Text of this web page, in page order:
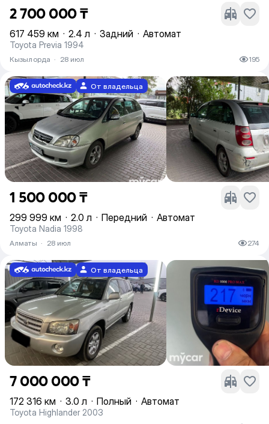
2 700 000 ₸
617 459 км · 2.4 л · Задний · Автомат
Toyota Previa 1994
Кызылорда · 28 июл 195
От владельца
1 500 000 ₸
299 999 км · 2.0 л · Передний · Автомат
Toyota Nadia 1998
Алматы · 28 июл 274
От владельца
7 000 000 ₸
172 316 км · 3.0 л · Полный · Автомат
Toyota Highlander 2003